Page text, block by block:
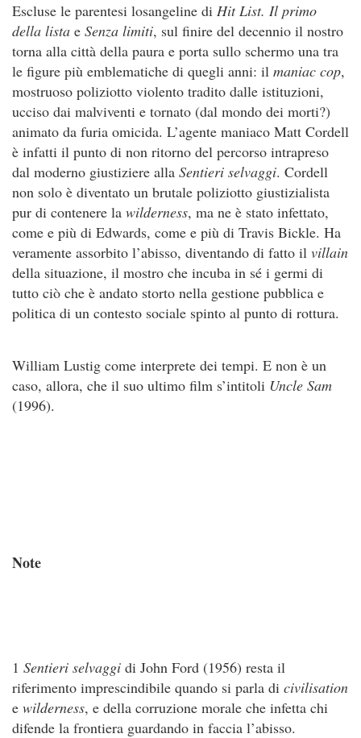
Escluse le parentesi losangeline di Hit List. Il primo
della lista e Senza limiti, sul finire del decennio il nostro
torna alla città della paura e porta sullo schermo una tra
le figure più emblematiche di quegli anni: il maniac cop,
mostruoso poliziotto violento tradito dalle istituzioni,
ucciso dai malviventi e tornato (dal mondo dei morti?)
animato da furia omicida. L’agente maniaco Matt Cordell
è infatti il punto di non ritorno del percorso intrapreso
dal moderno giustiziere alla Sentieri selvaggi. Cordell
non solo è diventato un brutale poliziotto giustizialista
pur di contenere la wilderness, ma ne è stato infettato,
come e più di Edwards, come e più di Travis Bickle. Ha
veramente assorbito l’abisso, diventando di fatto il villain
della situazione, il mostro che incuba in sé i germi di
tutto ciò che è andato storto nella gestione pubblica e
politica di un contesto sociale spinto al punto di rottura.
William Lustig come interprete dei tempi. E non è un
caso, allora, che il suo ultimo film s’intitoli Uncle Sam
(1996).
Note
1 Sentieri selvaggi di John Ford (1956) resta il
riferimento imprescindibile quando si parla di civilisation
e wilderness, e della corruzione morale che infetta chi
difende la frontiera guardando in faccia l’abisso.